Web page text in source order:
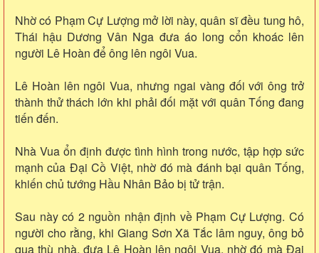
Nhờ có Phạm Cự Lượng mở lời này, quân sĩ đều tung hô,
Thái hậu Dương Vân Nga đưa áo long cổn khoác lên
người Lê Hoàn để ông lên ngôi Vua.
Lê Hoàn lên ngôi Vua, nhưng ngai vàng đối với ông trở
thành thử thách lớn khi phải đối mặt với quân Tống đang
tiến đến.
Nhà Vua ổn định được tình hình trong nước, tập hợp sức
mạnh của Đại Cồ Việt, nhờ đó mà đánh bại quân Tống,
khiến chủ tướng Hầu Nhân Bảo bị tử trận.
Sau này có 2 nguồn nhận định về Phạm Cự Lượng. Có
người cho rằng, khi Giang Sơn Xã Tắc lâm nguy, ông bỏ
qua thù nhà, đưa Lê Hoàn lên ngôi Vua, nhờ đó mà Đại